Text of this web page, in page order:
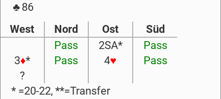
♣86
West
Nord Ost
Süd
Pass
2SA*
Pass
3♦* Pass 4♥
Pass
?
* =20-22, **=Transfer